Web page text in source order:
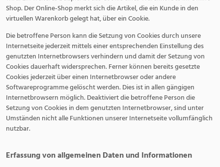
Shop. Der Online-Shop merkt sich die Artikel, die ein Kunde in den
virtuellen Warenkorb gelegt hat, über ein Cookie.
Die betroffene Person kann die Setzung von Cookies durch unsere
Internetseite jederzeit mittels einer entsprechenden Einstellung des
genutzten Internetbrowsers verhindern und damit der Setzung von
Cookies dauerhaft widersprechen. Ferner können bereits gesetzte
Cookies jederzeit über einen Internetbrowser oder andere
Softwareprogramme gelöscht werden. Dies ist in allen gängigen
Internetbrowsern möglich. Deaktiviert die betroffene Person die
Setzung von Cookies in dem genutzten Internetbrowser, sind unter
Umständen nicht alle Funktionen unserer Internetseite vollumfänglich
nutzbar.
Erfassung von allgemeinen Daten und Informationen